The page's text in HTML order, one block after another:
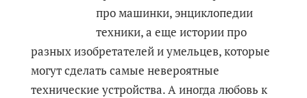
про машинки, энциклопедии
техники, а еще истории про
разных изобретателей и умельцев, которые
могут сделать самые невероятные
технические устройства. А иногда любовь к